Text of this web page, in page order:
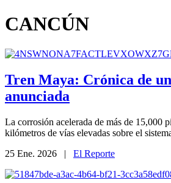
CANCÚN
Tren Maya: Crónica de
anunciada
La corrosión acelerada de más de 15,000
kilómetros de vías elevadas sobre el
25 Ene. 2026 | El Reporte